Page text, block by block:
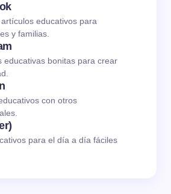
educativos para
y familias.
educativas bonitas para crear
con otros
para el día a día fáciles